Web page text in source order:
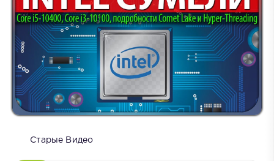
Старые Видео